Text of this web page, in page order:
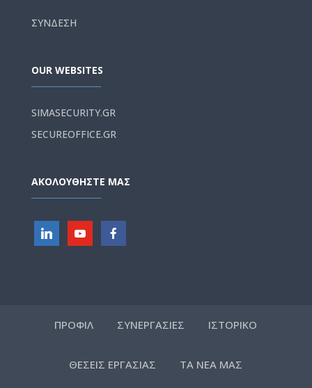
ΣΥΝΔΕΣΗ
OUR WEBSITES
SIMASECURITY.GR
SECUREOFFICE.GR
ΑΚΟΛΟΥΘΗΣΤΕ ΜΑΣ
ΠΡΟΦΙΛ ΣΥΝΕΡΓΑΣΙΕΣ ΙΣΤΟΡΙΚΟ
ΘΕΣΕΙΣ ΕΡΓΑΣΙΑΣ ΤΑ ΝΕΑ ΜΑΣ